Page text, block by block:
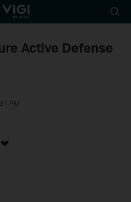
Reliably
icon
Active Defense
PM